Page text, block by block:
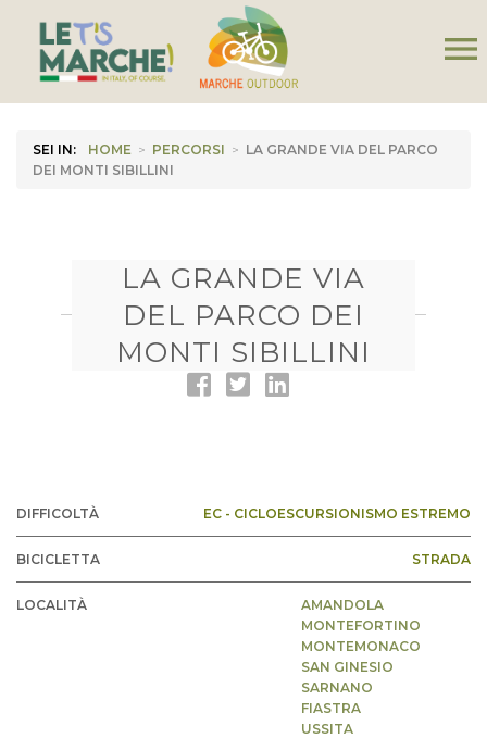
menu
SEI IN: HOME > PERCORSI > LA GRANDE VIA DEL PARCO
DEI MONTI SIBILLINI
LA GRANDE VIA
DEL PARCO DEI
MONTI SIBILLINI
DIFFICOLTÀ EC - CICLOESCURSIONISMO ESTREMO
BICICLETTA STRADA
LOCALITÀ
AMANDOLA
MONTEFORTINO
MONTEMONACO
SAN GINESIO
SARNANO
FIASTRA
USSITA